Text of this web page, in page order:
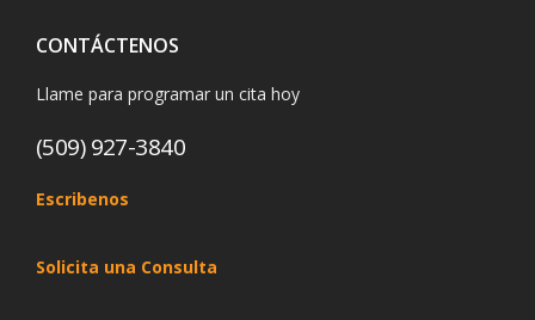
CONTÁCTENOS
Llame para programar un cita hoy
(509) 927-3840
Escribenos
Solicita una Consulta